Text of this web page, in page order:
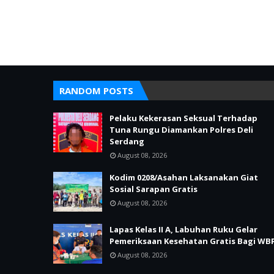
RANDOM POSTS
Pelaku Kekerasan Seksual Terhadap
Tuna Rungu Diamankan Polres Deli
Serdang
August 08, 2026
Kodim 0208/Asahan Laksanakan Giat
Sosial Sarapan Gratis
August 08, 2026
Lapas Kelas II A, Labuhan Ruku Gelar
Pemeriksaan Kesehatan Gratis Bagi
August 08, 2026